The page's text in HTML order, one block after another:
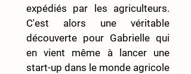
expédiés par les agriculteurs.
C'est alors une véritable
découverte pour Gabrielle qui
en vient même à lancer une
start-up dans le monde agricole